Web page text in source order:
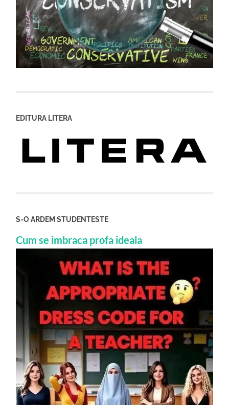
EDITURA LITERA
S-O ARDEM STUDENTESTE
Cum se imbraca profa ideala